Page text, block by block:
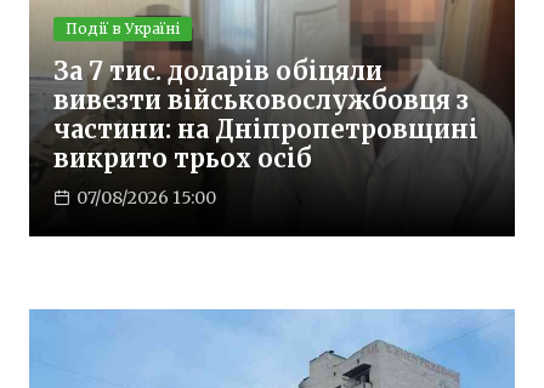
Події в Україні
За 7 тис. доларів обіцяли
вивезти військовослужбовця з
частини: на Дніпропетровщині
викрито трьох осіб
07/08/2026 15:00